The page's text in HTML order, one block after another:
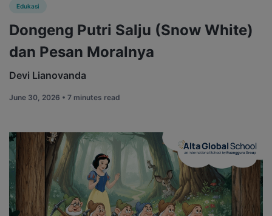
Edukasi
Dongeng Putri Salju (Snow White)
dan Pesan Moralnya
Devi Lianovanda
June 30, 2026 • 7 minutes read